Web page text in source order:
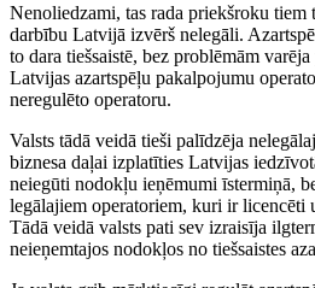
Nenoliedzami, tas rada priekšroku tiem
darbību Latvijā izvērš nelegāli.
to dara tiešsaistē, bez problēmām
Latvijas azartspēļu pakalpojumu
neregulēto operatoru.
Valsts tādā veidā tieši palīdzēja
biznesa daļai izplatīties Latvijas
neiegūti nodokļu ieņēmumi īstermiņā,
legālajiem operatoriem, kuri ir licencēti
Tādā veidā valsts pati sev izraisīja
neieņemtajos nodokļos no tiešsaistes